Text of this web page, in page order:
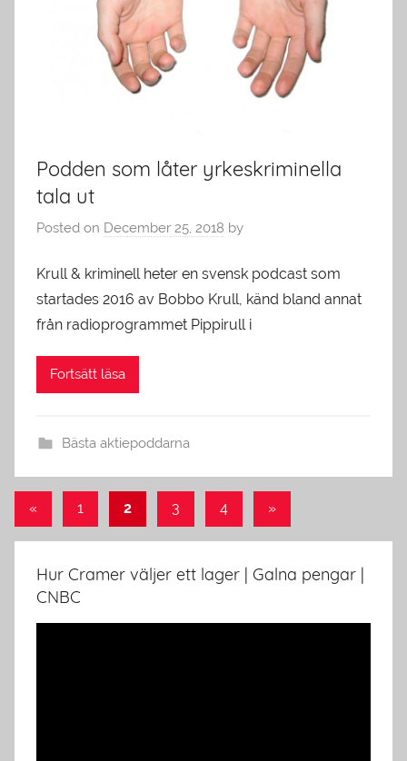
Podden som låter yrkeskriminella
tala ut
Posted on December 25, 2018 by
Krull & kriminell heter en svensk podcast som
startades 2016 av Bobbo Krull, känd bland annat
från radioprogrammet Pippirull i
Fortsätt läsa
Bästa aktiepoddarna
Posts
pagination
«Previous
1 2 3 4
Next
»
Hur Cramer väljer ett lager | Galna pengar |
CNBC